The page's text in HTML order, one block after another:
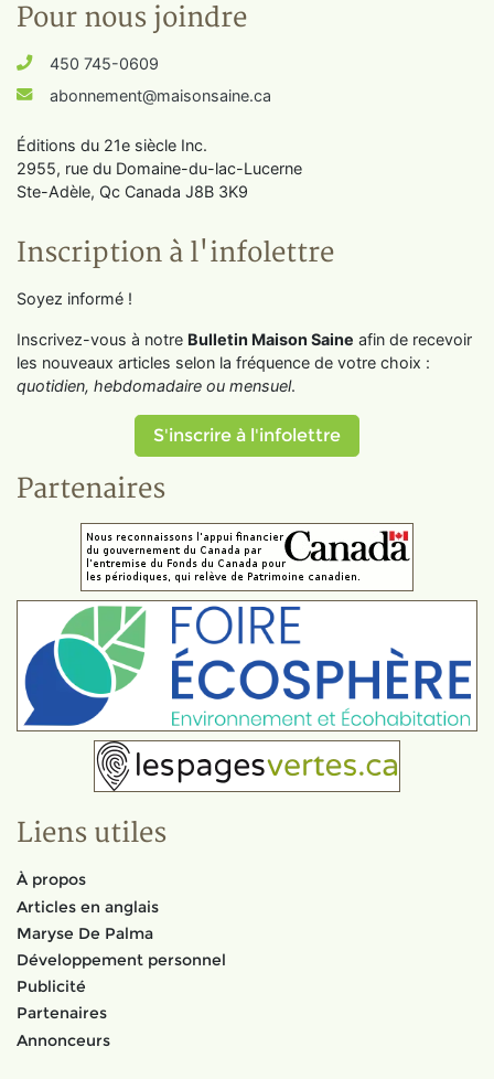
Pour nous joindre
450 745-0609
abonnement@maisonsaine.ca
Éditions du 21e siècle Inc.
2955, rue du Domaine-du-lac-Lucerne
Ste-Adèle, Qc Canada J8B 3K9
Inscription à l'infolettre
Soyez informé !
Inscrivez-vous à notre Bulletin Maison Saine afin de recevoir
les nouveaux articles selon la fréquence de votre choix :
quotidien, hebdomadaire ou mensuel.
S'inscrire à l'infolettre
Partenaires
Liens utiles
À propos
Articles en anglais
Maryse De Palma
Développement personnel
Publicité
Partenaires
Annonceurs